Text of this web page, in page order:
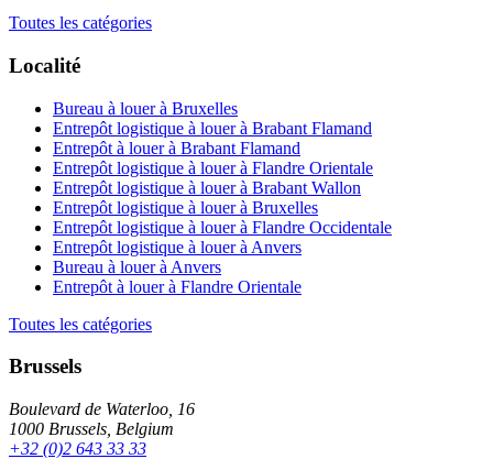
Toutes les catégories
Localité
Bureau à louer à Bruxelles
Entrepôt logistique à louer à Brabant Flamand
Entrepôt à louer à Brabant Flamand
Entrepôt logistique à louer à Flandre Orientale
Entrepôt logistique à louer à Brabant Wallon
Entrepôt logistique à louer à Bruxelles
Entrepôt logistique à louer à Flandre Occidentale
Entrepôt logistique à louer à Anvers
Bureau à louer à Anvers
Entrepôt à louer à Flandre Orientale
Toutes les catégories
Brussels
Boulevard de Waterloo, 16
1000 Brussels, Belgium
+32 (0)2 643 33 33